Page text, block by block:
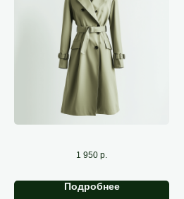
1 950 р.
Подробнее